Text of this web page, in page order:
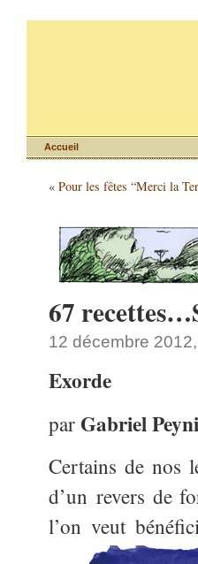
Accueil
« Pour les fêtes “Merci la
67
12 décembre 2012,
Exorde
parGabriel
Certains de nos
d’un revers de
l’on veut